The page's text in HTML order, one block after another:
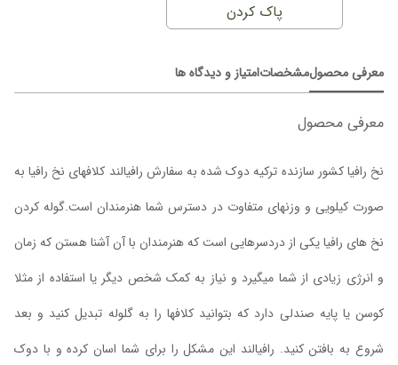
پاک کردن
معرفی محصولمشخصاتامتیاز و دیدگاه ها
معرفی محصول
نخ رافیا کشور سازنده ترکیه دوک شده به سفارش رافیالند کلافهای نخ رافیا به
صورت کیلویی و وزنهای متفاوت در دسترس شما هنرمندان است.گوله کردن
نخ های رافیا یکی از دردسرهایی است که هنرمندان با آن آشنا هستن که زمان
و انرژی زیادی از شما میگیرد و نیاز به کمک شخص دیگر یا استفاده از مثلا
کوسن یا پایه صندلی دارد که بتوانید کلافها را به گلوله تبدیل کنید و بعد
شروع به بافتن کنید. رافیالند این مشکل را برای شما اسان کرده و با دوک